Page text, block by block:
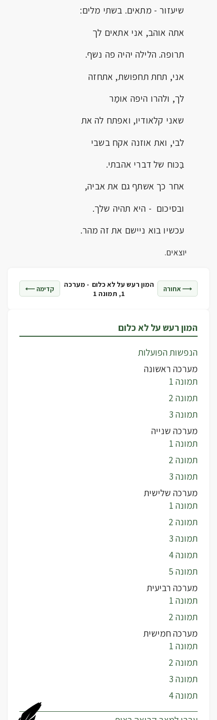
שיעזור - מתאים. בשתי מלים:
אתה אוהב, אני אתאים לך
תרופה. הלילה יהיה פה נשף.
אני, תחת תחפושת, אתחזה
לך, ולהרו היפה אומַר
שאני קלאודיו, ואפתח לה את
לבי, ואת אוזנה אקח בשבי
בַּכּוח של דברי אהבתי.
אחר כך אשתף גם את אביה,
ובסיכום - היא תהיה שלך.
עכשיו בוא ניישם את זה מהר.
יוצאים.
⟶ אחורה המון רעש על לא כלום - מערכה
1, תמונה 1
קדימה ⟵
המון רעש על לא כלום
הנפשות הפועלות
מערכה ראשונה
תמונה 1
תמונה 2
תמונה 3
מערכה שנייה
תמונה 1
תמונה 2
תמונה 3
מערכה שלישית
תמונה 1
תמונה 2
תמונה 3
תמונה 4
תמונה 5
מערכה רביעית
תמונה 1
תמונה 2
מערכה חמישית
תמונה 1
תמונה 2
תמונה 3
תמונה 4